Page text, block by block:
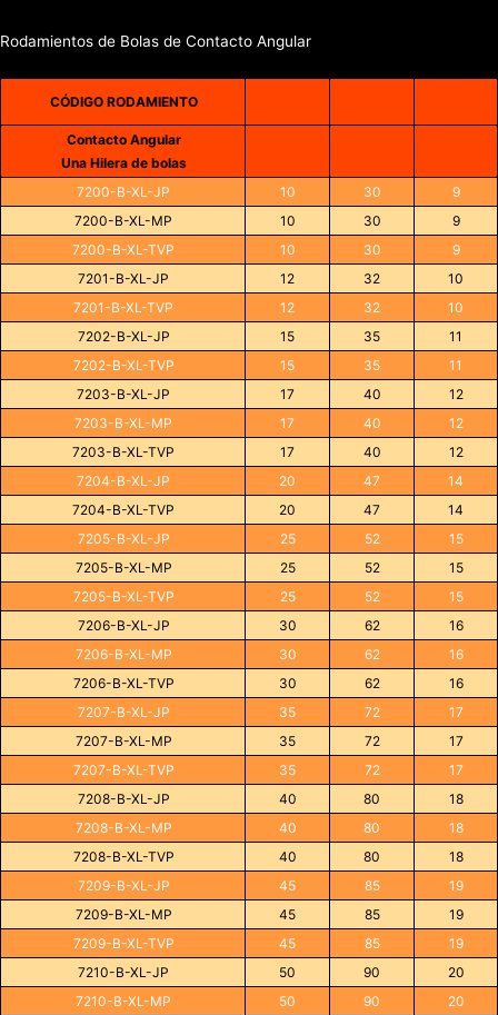
Rodamientos de Bolas de Contacto Angular
CÓDIGO RODAMIENTO
Contacto Angular
Una Hilera de bolas
7200-B-XL-JP
10 30
9
7200-B-XL-MP
10 30
9
7200-B-XL-TVP
10 30
9
7201-B-XL-JP
12 32
10
7201-B-XL-TVP
12 32
10
7202-B-XL-JP
15 35
11
7202-B-XL-TVP
15 35
11
7203-B-XL-JP
17 40
12
7203-B-XL-MP
17 40
12
7203-B-XL-TVP
17 40
12
7204-B-XL-JP
20 47
14
7204-B-XL-TVP
20 47
14
7205-B-XL-JP
25 52
15
7205-B-XL-MP
25 52
15
7205-B-XL-TVP
25 52
15
7206-B-XL-JP
30 62
16
7206-B-XL-MP
30 62
16
7206-B-XL-TVP
30 62
16
7207-B-XL-JP
35 72
17
7207-B-XL-MP
35 72
17
7207-B-XL-TVP
35 72
17
7208-B-XL-JP
40 80
18
7208-B-XL-MP
40 80
18
7208-B-XL-TVP
40 80
18
7209-B-XL-JP
45 85
19
7209-B-XL-MP
45 85
19
7209-B-XL-TVP
45 85
19
7210-B-XL-JP
50 90
20
7210-B-XL-MP
50 90
20